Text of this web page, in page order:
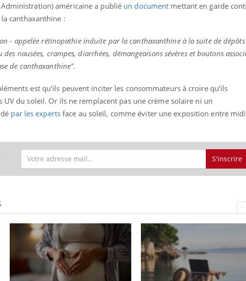
américaine a publié un document mettant en garde
canthaxanthine :
- appelée rétinopathie induite par la canthaxanthine à la suite de
des nausées, crampes, diarrhées, démangeaisons sévères et boutons
de canthaxanthine".
est qu’ils peuvent inciter les consommateurs à croire qu’ils
du soleil. Or ils ne remplacent pas une crème solaire ni un
par les expertsface au soleil, comme éviter une exposition entre
S'inscrire
jumeau numérique » pour
l’accès à la médecine
lié à un groupe
innove en matière de bilan de
: l'utilisation d'un « jumeau
» permet ...
Youtube
COUP DE FOOD sur le
bouscule les idées reçues ! Dans
épisode, une ...